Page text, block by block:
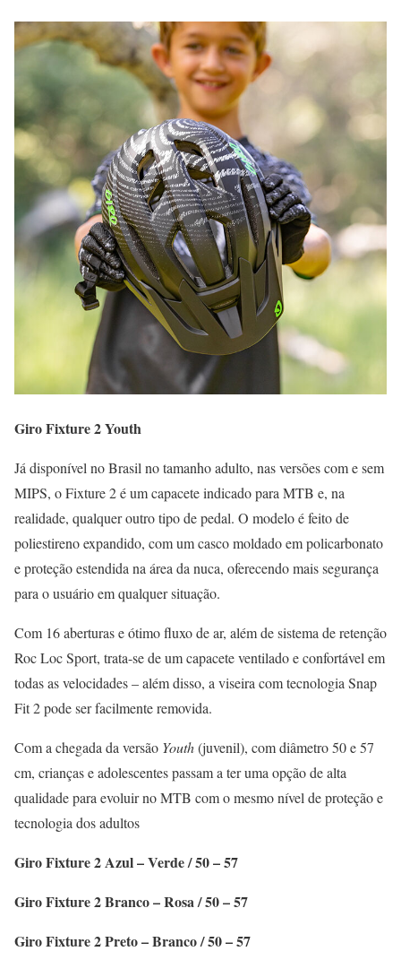
Giro Fixture 2 Youth
Já disponível no Brasil no tamanho adulto, nas versões com e sem
MIPS, o Fixture 2 é um capacete indicado para MTB e, na
realidade, qualquer outro tipo de pedal. O modelo é feito de
poliestireno expandido, com um casco moldado em policarbonato
e proteção estendida na área da nuca, oferecendo mais segurança
para o usuário em qualquer situação.
Com 16 aberturas e ótimo fluxo de ar, além de sistema de retenção
Roc Loc Sport, trata-se de um capacete ventilado e confortável em
todas as velocidades – além disso, a viseira com tecnologia Snap
Fit 2 pode ser facilmente removida.
Com a chegada da versão Youth(juvenil), com diâmetro 50 e 57
cm, crianças e adolescentes passam a ter uma opção de alta
qualidade para evoluir no MTB com o mesmo nível de proteção e
tecnologia dos adultos
Giro Fixture 2 Azul – Verde / 50 – 57
Giro Fixture 2 Branco – Rosa / 50 – 57
Giro Fixture 2 Preto – Branco / 50 – 57